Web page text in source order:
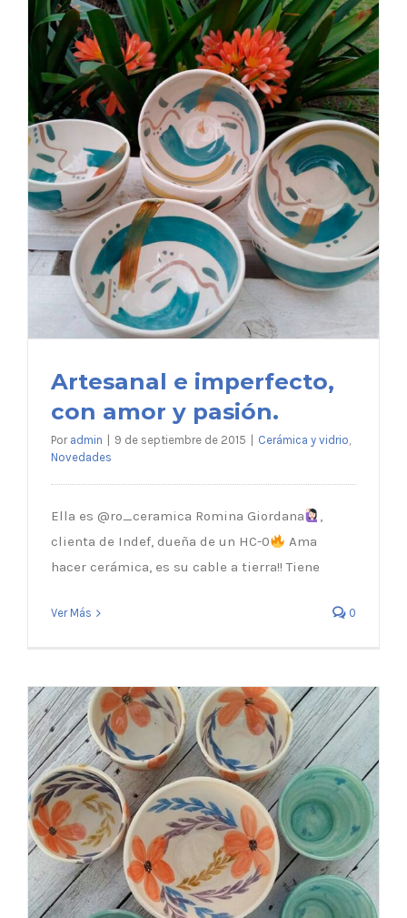
Artesanal e imperfecto, con amor y
Artesanal e imperfecto,
con amor y pasión.
Por admin 9 de septiembre de 2015 Cerámica y vidrio,
Novedades
Ella es @ro_ceramica Romina Giordana
,
clienta de Indef, dueña de un HC-0
Ama
hacer cerámica, es su cable a tierra!! Tiene
Ver Más 0